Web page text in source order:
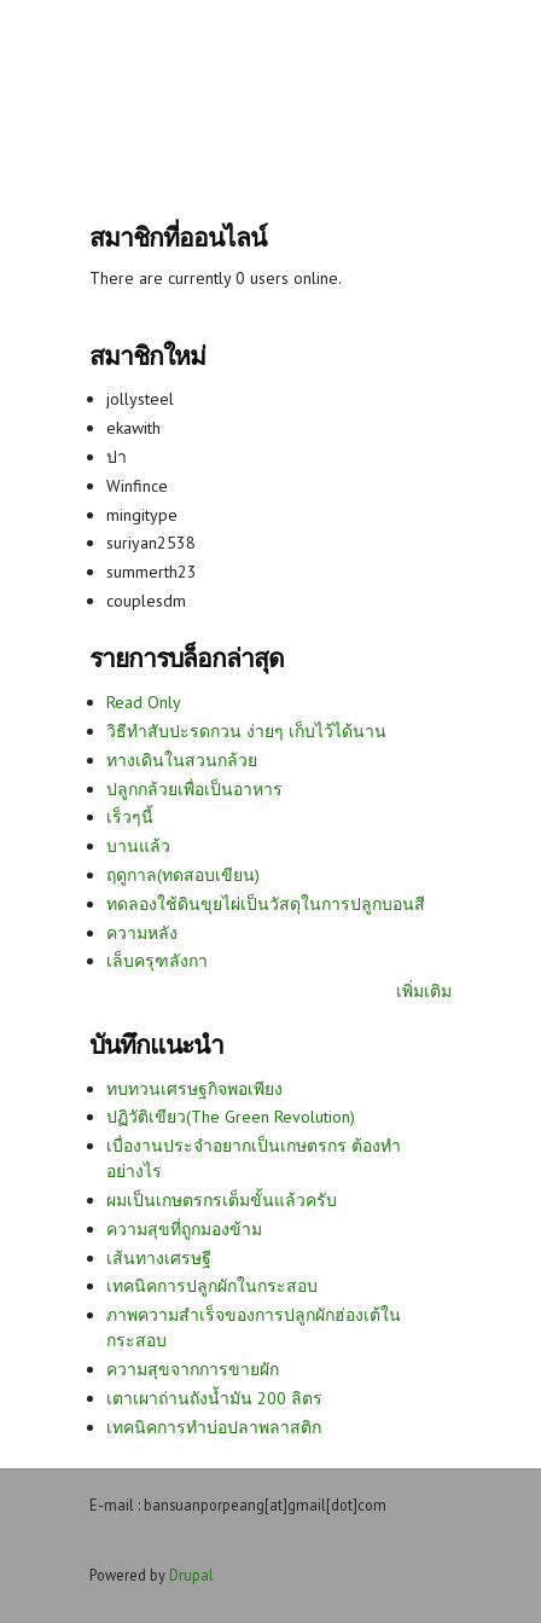
สมาชิกที่ออนไลน์
There are currently 0 users online.
สมาชิกใหม่
jollysteel
ekawith
ปา
Winfince
mingitype
suriyan2538
summerth23
couplesdm
รายการบล็อกล่าสุด
Read Only
วิธีทำสับปะรดกวน ง่ายๆ เก็บไว้ได้นาน
ทางเดินในสวนกล้วย
ปลูกกล้วยเพื่อเป็นอาหาร
เร็วๆนี้
บานแล้ว
ฤดูกาล(ทดสอบเขียน)
ทดลองใช้ดินขุยไผ่เป็นวัสดุในการปลูกบอนสี
ความหลัง
เล็บครุฑลังกา
เพิ่มเติม
บันทึกแนะนำ
ทบทวนเศรษฐกิจพอเพียง
ปฏิวัติเขียว(The Green Revolution)
เบื่องานประจำอยากเป็นเกษตรกร ต้องทำ
อย่างไร
ผมเป็นเกษตรกรเต็มขั้นแล้วครับ
ความสุขที่ถูกมองข้าม
เส้นทางเศรษฐี
เทคนิคการปลูกผักในกระสอบ
ภาพความสำเร็จของการปลูกผักฮ่องเต้ใน
กระสอบ
ความสุขจากการขายผัก
เตาเผาถ่านถังน้ำมัน 200 ลิตร
เทคนิคการทำบ่อปลาพลาสติก
E-mail : bansuanporpeang[at]gmail[dot]com
Powered by Drupal